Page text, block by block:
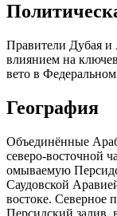
Правители Дубая и
влиянием на
вето в
География
Объединённые
северо-восточной
омываемую
Саудовской
востоке. Северное